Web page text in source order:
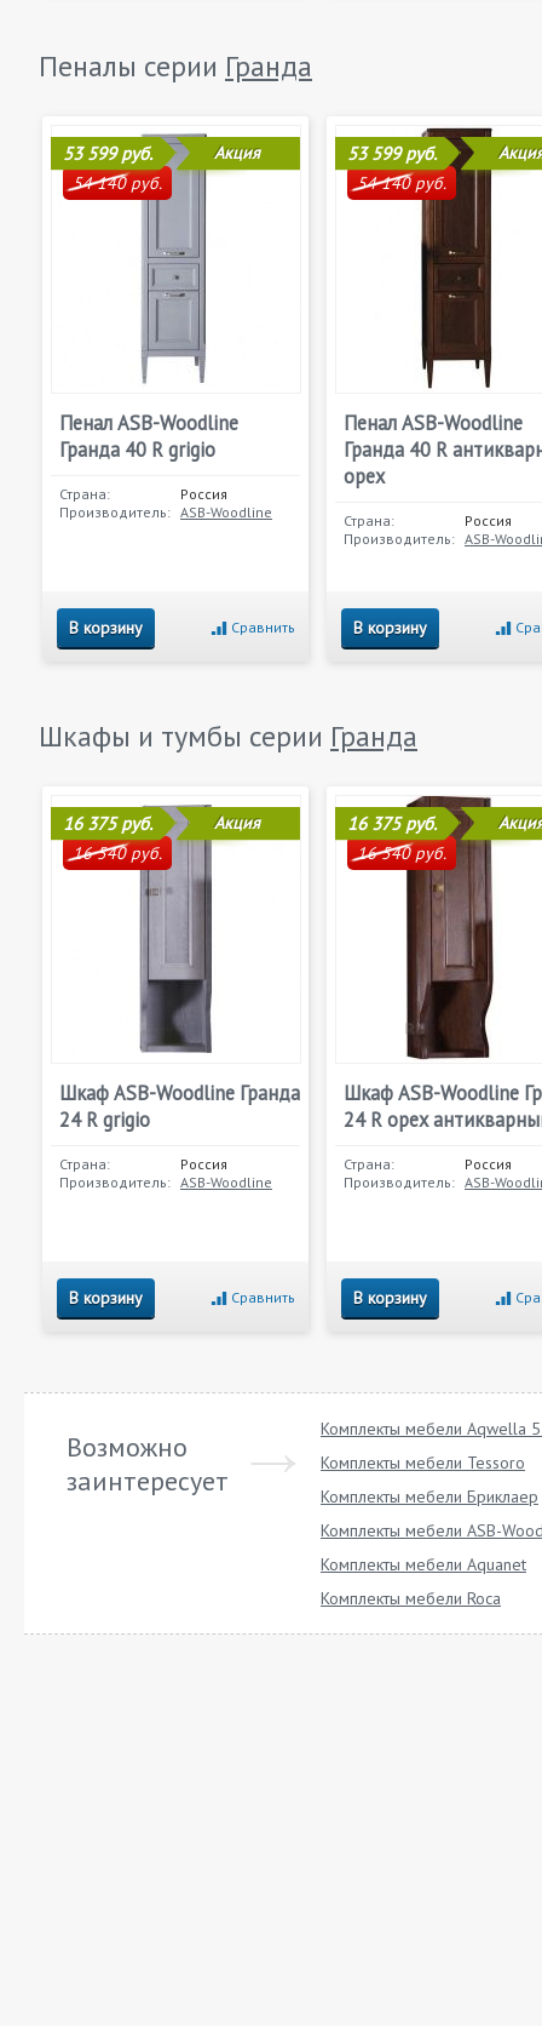
Пеналы серии Гранда
53 599 руб.
54 140 руб.
Акция
Пенал ASB-Woodline
Гранда 40 R grigio
Страна:
Россия
Производитель: ASB-Woodline
В корзину Сравнить
53 599 руб.
54 140 руб.
Пенал ASB-Woodline
Гранда 40 R
орех
Страна:
Россия
Производитель: ASB-
В корзину
Шкафы и тумбы серии Гранда
16 375 руб.
16 540 руб.
Акция
Шкаф ASB-Woodline Гранда
24 R grigio
Страна:
Россия
Производитель: ASB-Woodline
В корзину Сравнить
16 375 руб.
16 540 руб.
Шкаф ASB-Woodline
24 R орех
Страна:
Россия
Производитель: ASB-
В корзину
Возможно
заинтересует
Комплекты мебели Aqwella
Комплекты мебели Tessoro
Комплекты мебели Бриклаер
Комплекты мебели ASB-
Комплекты мебели Aquanet
Комплекты мебели Roca